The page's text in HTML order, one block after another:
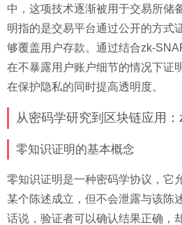
中，这项技术逐渐被用于交易所储
明指的是交易平台通过公开的方式
够覆盖用户存款。通过结合zk-
在不暴露用户账户细节的情况下证
在保护隐私的同时提高透明度。
从密码学研究到区块链应用
零知识证明的基本概念
零知识证明是一种密码学协议，它
某个陈述成立，但不会泄露与该陈
话说，验证者可以确认结果正确，